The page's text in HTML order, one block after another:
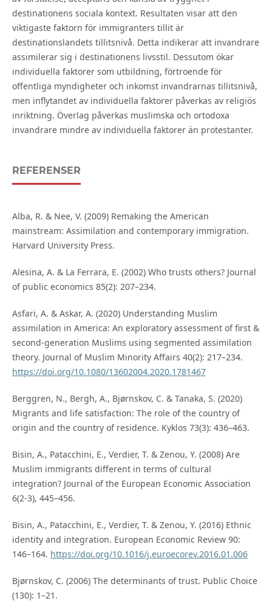
destinationens sociala kontext. Resultaten visar att den
viktigaste faktorn för immigranters tillit är
destinationslandets tillitsnivå. Detta indikerar att invandrare
assimilerar sig i destinationens livsstil. Dessutom ökar
individuella faktorer som utbildning, förtroende för
offentliga myndigheter och inkomst invandrarnas tillitsnivå,
men inflytandet av individuella faktorer påverkas av religiös
inriktning. Överlag påverkas muslimska och ortodoxa
invandrare mindre av individuella faktorer än protestanter.
REFERENSER
Alba, R. & Nee, V. (2009) Remaking the American
mainstream: Assimilation and contemporary immigration.
Harvard University Press.
Alesina, A. & La Ferrara, E. (2002) Who trusts others? Journal
of public economics 85(2): 207–234.
Asfari, A. & Askar, A. (2020) Understanding Muslim
assimilation in America: An exploratory assessment of first &
second-generation Muslims using segmented assimilation
theory. Journal of Muslim Minority Affairs 40(2): 217–234.
https://doi.org/10.1080/13602004.2020.1781467
Berggren, N., Bergh, A., Bjørnskov, C. & Tanaka, S. (2020)
Migrants and life satisfaction: The role of the country of
origin and the country of residence. Kyklos 73(3): 436–463.
Bisin, A., Patacchini, E., Verdier, T. & Zenou, Y. (2008) Are
Muslim immigrants different in terms of cultural
integration? Journal of the European Economic Association
6(2-3), 445–456.
Bisin, A., Patacchini, E., Verdier, T. & Zenou, Y. (2016) Ethnic
identity and integration. European Economic Review 90:
146–164. https://doi.org/10.1016/j.euroecorev.2016.01.006
Bjørnskov, C. (2006) The determinants of trust. Public Choice
(130): 1–21.